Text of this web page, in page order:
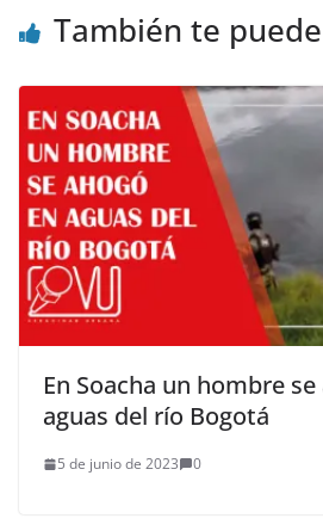
También te
En Soacha un hombre
aguas del río Bogotá
5 de junio de 2023 0